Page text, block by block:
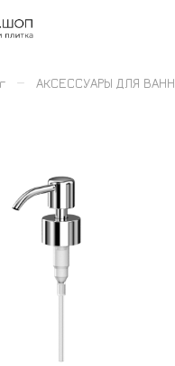
– АКСЕССУАРЫ ДЛЯ ВАНН